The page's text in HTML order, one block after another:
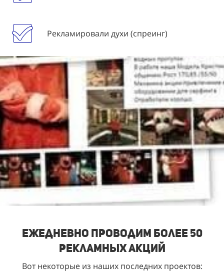
Рекламировали духи (спреинг)
Ежедневно проводим более 50
рекламных акций
Вот некоторые из наших последних проектов: